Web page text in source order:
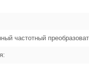
частотный